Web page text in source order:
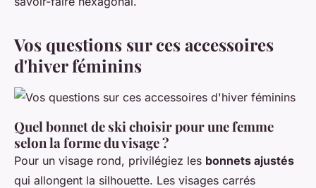
Vos questions sur ces accessoires
d'hiver féminins
Quel bonnet de ski choisir pour une femme
selon la forme du visage ?
Pour un visage rond, privilégiez les bonnets ajustés
qui allongent la silhouette. Les visages carrés